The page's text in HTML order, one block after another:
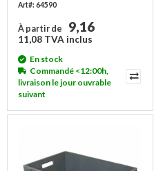
ouvertes
Art#: 64590
À partir de 9,16
11,08 TVA inclus
En stock
Commandé <12:00h,
livraison le jour ouvrable
suivant